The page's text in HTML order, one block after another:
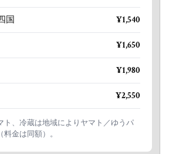
国 ¥1,540
¥1,650
¥1,980
¥2,550
、冷蔵は地域によりヤマト／ゆうパ
金は同額）。